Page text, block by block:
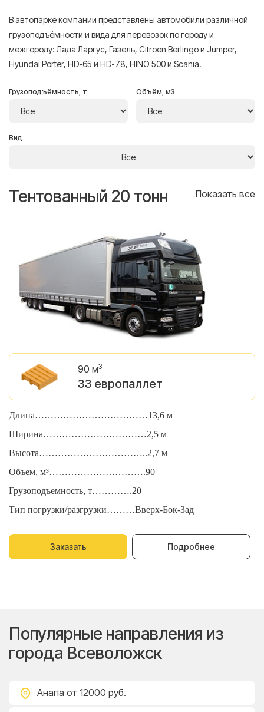
В автопарке компании представлены автомобили различной
грузоподъёмности и вида для перевозок по городу и
межгороду: Лада Ларгус, Газель, Citroen Berlingo и Jumper,
Hyundai Porter, HD-65 и HD-78, HINO 500 и Scania.
Грузоподъёмность, т Объём, м3
Вид
Тентованный 20 тонн Показать все
90 м3
33 европаллет
Длина………………………………13,6 м
Ширина……………………………2,5 м
Высота……………………………..2,7 м
Объем, м³………………………….90
Грузоподъемность, т………….20
Тип погрузки/разгрузки………Вверх-Бок-Зад
Заказать Подробнее
Популярные направления из
города Всеволожск
Анапа от 12000 руб.